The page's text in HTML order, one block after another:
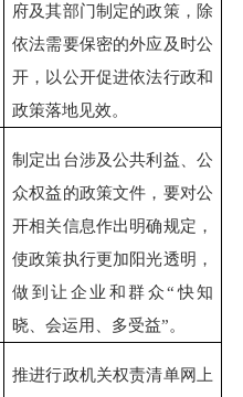
府及其部门制定的政策，除
依法需要保密的外应及时公
开，以公开促进依法行政和
政策落地见效。
制定出台涉及公共利益、公
众权益的政策文件，要对公
开相关信息作出明确规定，
使政策执行更加阳光透明，
做到让企业和群众“快知
晓、会运用、多受益”。
推进行政机关权责清单网上